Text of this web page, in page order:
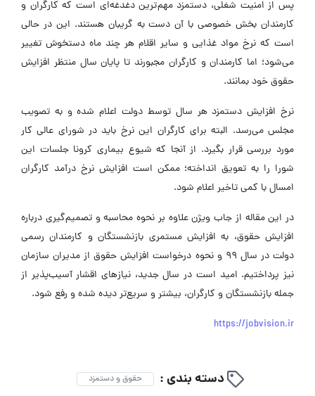
پس از امنیت شغلی، دستمزد مهم‌‎ترین دغدغه‌ای است که کارگران و
کارمندان بخش خصوصی با آن دست به گریبان هستند. این در حالی
است که نرخ مواد غذایی و سایر اقلام هر چند ماه دستخوش تغییر
می‌شود؛ اما کارمندان و کارگران مجبورند تا پایان سال منتظر افزایش
حقوق خود بمانند.
نرخ افزایش دستمزد هر سال توسط دولت اعلام شده و به تصویب
مجلس می‌رسد. البته برای کارگران این نرخ باید در شورای عالی کار
مورد بررسی قرار بگیرد. از آنجا که شیوع بیماری کرونا جلسات این
شورا را به تعویق انداخته؛ ممکن است افزایش نرخ درآمد کارگران
امسال با کمی تاخیر اعلام شود.
در این مقاله از جاب ویژن علاوه بر نحوه محاسبه و تصمیم‌گیری درباره
افزایش حقوق، به افزایش مستمری بازنشستگان و کارمندان رسمی
دولت در سال ۹۹ و نحوه درخواست افزایش حقوق از مدیران سازمان
نیز پرداختیم. امید است در سال جدید، نیازهای اقشار آسیب‌پذیر از
جمله بازنشستگان و کارگران، بیشتر و سریع‌تر دیده شده و رفع شود.
https://jobvision.ir
دسته بندی : حقوق و دستمزد